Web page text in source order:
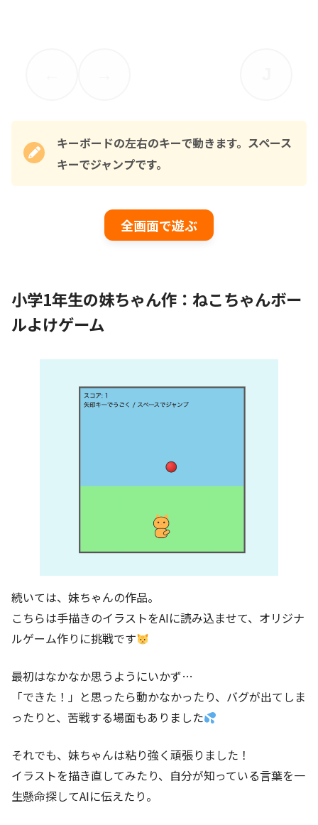
キーボードの左右のキーで動きます。スペース
キーでジャンプです。
全画面で遊ぶ
小学1年生の妹ちゃん作：ねこちゃんボー
ルよけゲーム
続いては、妹ちゃんの作品。
こちらは手描きのイラストをAIに読み込ませて、オリジナ
ルゲーム作りに挑戦です
最初はなかなか思うようにいかず…
「できた！」と思ったら動かなかったり、バグが出てしま
ったりと、苦戦する場面もありました
それでも、妹ちゃんは粘り強く頑張りました！
イラストを描き直してみたり、自分が知っている言葉を一
生懸命探してAIに伝えたり。